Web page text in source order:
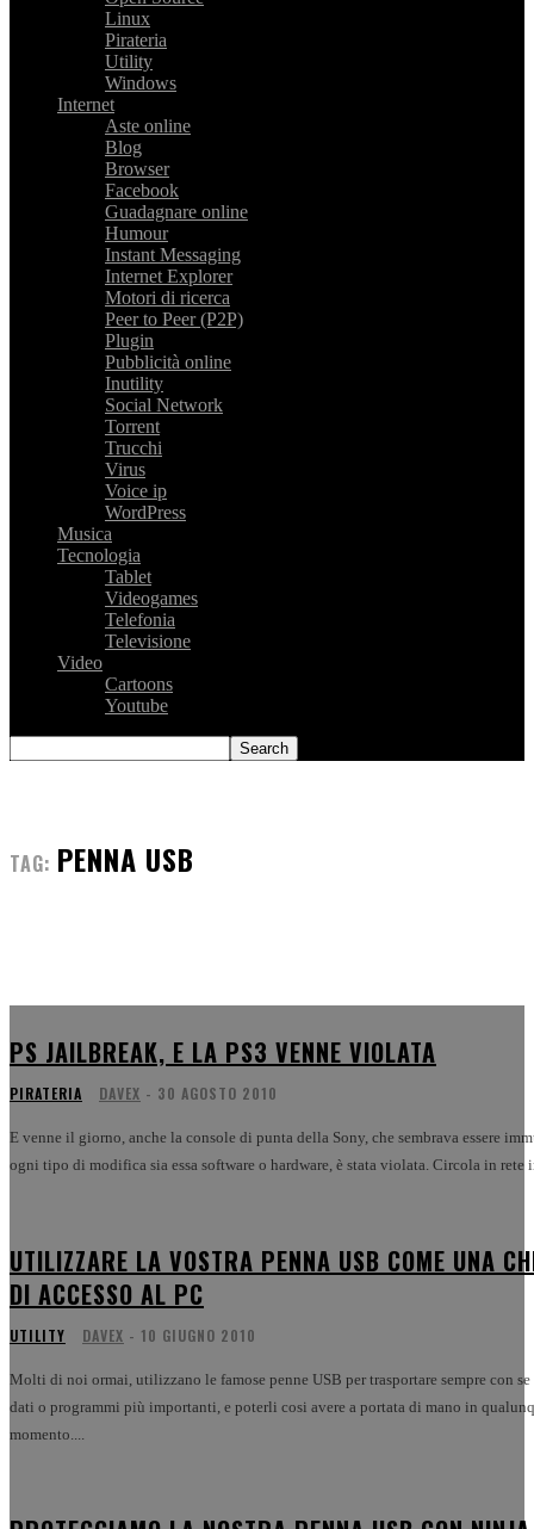
Linux
Pirateria
Utility
Windows
Internet
Aste online
Blog
Browser
Facebook
Guadagnare online
Humour
Instant Messaging
Internet Explorer
Motori di ricerca
Peer to Peer (P2P)
Plugin
Pubblicità online
Inutility
Social Network
Torrent
Trucchi
Virus
Voice ip
WordPress
Musica
Tecnologia
Tablet
Videogames
Telefonia
Televisione
Video
Cartoons
Youtube
TAG: PENNA USB
PS JAILBREAK, E LA PS3 VENNE VIOLATA
PIRATERIA DAVEX - 30 AGOSTO 2010
E venne il giorno, anche la console di punta della Sony, che sembrava essere
ogni tipo di modifica sia essa software o hardware, è stata violata. Circola in rete
UTILIZZARE LA VOSTRA PENNA USB COME UNA
DI ACCESSO AL PC
UTILITY DAVEX - 10 GIUGNO 2010
Molti di noi ormai, utilizzano le famose penne USB per trasportare sempre con
dati o programmi più importanti, e poterli cosi avere a portata di mano in
momento....